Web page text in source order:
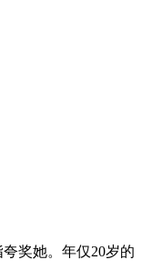
奖她。年仅20岁的